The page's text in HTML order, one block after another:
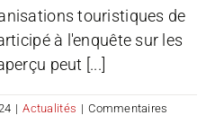
touristiques de
à l'enquête sur les
peut [...]
| Actualités | Commentaires